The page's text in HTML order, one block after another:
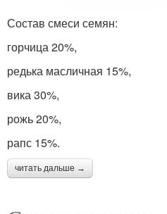
Состав смеси семян:
горчица 20%,
редька масличная 15%,
вика 30%,
рожь 20%,
рапс 15%.
читать дальше →